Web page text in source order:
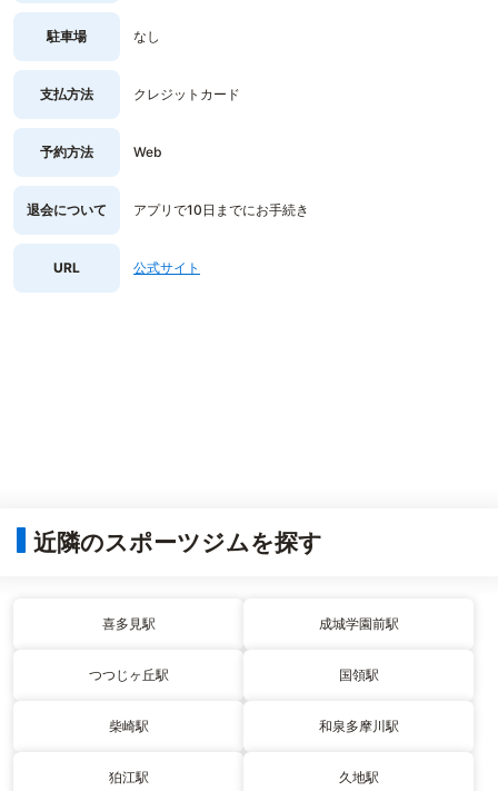
駐車場 なし
支払方法 クレジットカード
予約方法 Web
退会について アプリで10日までにお手続き
URL 公式サイト
近隣のスポーツジムを探す
喜多見駅 成城学園前駅
つつじヶ丘駅 国領駅
柴崎駅 和泉多摩川駅
狛江駅 久地駅